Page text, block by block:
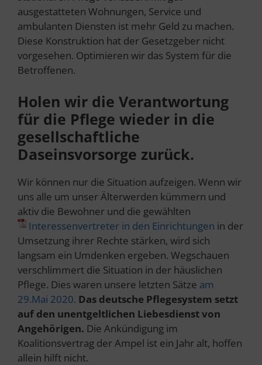
ausgestatteten Wohnungen, Service und
ambulanten Diensten ist mehr Geld zu machen.
Diese Konstruktion hat der Gesetzgeber nicht
vorgesehen. Optimieren wir das System für die
Betroffenen.
Holen wir die Verantwortung
für die Pflege wieder in die
gesellschaftliche
Daseinsvorsorge zurück.
Wir können nur die Situation aufzeigen. Wenn wir
uns alle um unser Älterwerden kümmern und
aktiv die Bewohner und die gewählten
Interessenvertreter in den Einrichtungen in der
Umsetzung ihrer Rechte stärken, wird sich
langsam ein Umdenken ergeben. Wegschauen
verschlimmert die Situation in der häuslichen
Pflege. Dies waren unsere letzten Sätze am
29.Mai 2020. Das deutsche Pflegesystem setzt
auf den unentgeltlichen Liebesdienst von
Angehörigen. Die Ankündigung im
Koalitionsvertrag der Ampel ist ein Jahr alt, hoffen
allein hilft nicht.